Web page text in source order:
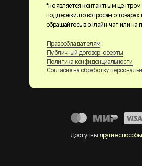
Правообладателям
Публичный договор-оферты
Политика конфиденциальности
Согласие на обработку
Доступны другие
*не является контактным центром
поддержки. по вопросам о товарах
обращайтесь в онлайн-чат или на